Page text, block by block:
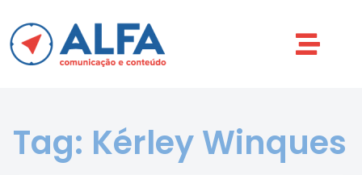
Tag: Kérley Winques